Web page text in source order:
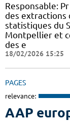
Responsable:
des extractions
statistiques du
Montpellier et
des e
18/02/2026 15:25
PAGES
relevance:
AAP